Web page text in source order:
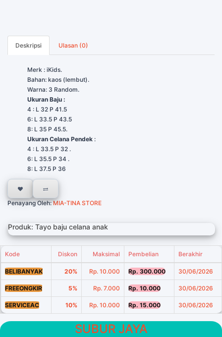
Deskripsi Ulasan (0)
Merk : iKids.
Bahan: kaos (lembut).
Warna: 3 Random.
Ukuran Baju :
4 : L 32 P 41.5
6: L 33.5 P 43.5
8: L 35 P 45.5.
Ukuran Celana Pendek :
4 : L 33.5 P 32 .
6: L 35.5 P 34 .
8: L 37.5 P 36
Penayang Oleh:MIA-TINA STORE
Produk: Tayo baju celana anak
Kode Diskon Maksimal Pembelian Berakhir
BELIBANYAK 20% Rp. 10.000 Rp. 300.000 30/06/2026
FREEONGKIR 5% Rp. 7.000 Rp. 10.000 30/06/2026
SERVICEAC 10% Rp. 10.000 Rp. 15.000 30/06/2026
SUBUR JAYA